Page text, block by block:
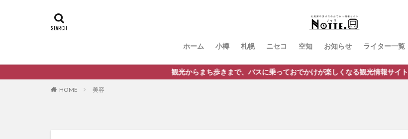
ホーム 小樽 札幌 ニセコ 空知 お知らせ ライター一覧
観光からまち歩きまで、バスに乗っておでかけが楽しくなる観光情報サイト
HOME 美容